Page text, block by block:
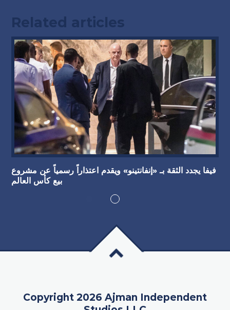
Related articles
فيفا يجدد الثقة بـ «إنفانتينو» ويقدم اعتذاراً رسمياً عن مشروع
بيع كأس العالم
Copyright 2026 Ajman Independent